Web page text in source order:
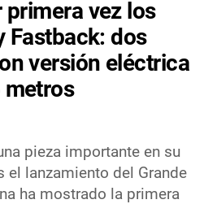
primera vez los
Fastback: dos
versión eléctrica
metros
pieza importante en su
el lanzamiento del Grande
ha mostrado la primera